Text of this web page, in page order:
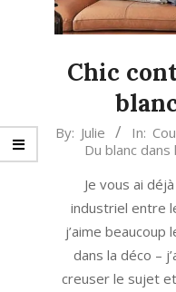
Chic
2017-
By: Julie In:
Du blanc dans
Je vous ai
industriel entre
j’aime
dans la déco –
creuser le sujet